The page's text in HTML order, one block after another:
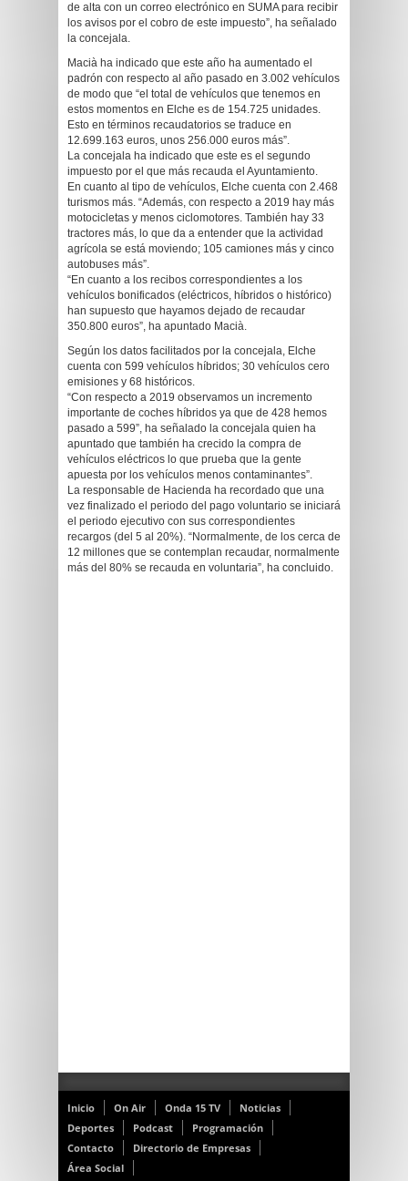
de alta con un correo electrónico en SUMA para recibir
los avisos por el cobro de este impuesto”, ha señalado
la concejala.
Macià ha indicado que este año ha aumentado el
padrón con respecto al año pasado en 3.002 vehículos
de modo que “el total de vehículos que tenemos en
estos momentos en Elche es de 154.725 unidades.
Esto en términos recaudatorios se traduce en
12.699.163 euros, unos 256.000 euros más”.
La concejala ha indicado que este es el segundo
impuesto por el que más recauda el Ayuntamiento.
En cuanto al tipo de vehículos, Elche cuenta con 2.468
turismos más. “Además, con respecto a 2019 hay más
motocicletas y menos ciclomotores. También hay 33
tractores más, lo que da a entender que la actividad
agrícola se está moviendo; 105 camiones más y cinco
autobuses más”.
“En cuanto a los recibos correspondientes a los
vehículos bonificados (eléctricos, híbridos o histórico)
han supuesto que hayamos dejado de recaudar
350.800 euros”, ha apuntado Macià.
Según los datos facilitados por la concejala, Elche
cuenta con 599 vehículos híbridos; 30 vehículos cero
emisiones y 68 históricos.
“Con respecto a 2019 observamos un incremento
importante de coches híbridos ya que de 428 hemos
pasado a 599”, ha señalado la concejala quien ha
apuntado que también ha crecido la compra de
vehículos eléctricos lo que prueba que la gente
apuesta por los vehículos menos contaminantes”.
La responsable de Hacienda ha recordado que una
vez finalizado el periodo del pago voluntario se iniciará
el periodo ejecutivo con sus correspondientes
recargos (del 5 al 20%). “Normalmente, de los cerca de
12 millones que se contemplan recaudar, normalmente
más del 80% se recauda en voluntaria”, ha concluido.
Inicio On Air Onda 15 TV
Noticias
Deportes
Podcast
Programación
Contacto
Directorio de Empresas
Área Social